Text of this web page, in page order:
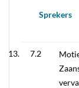
Sprekers
7.2